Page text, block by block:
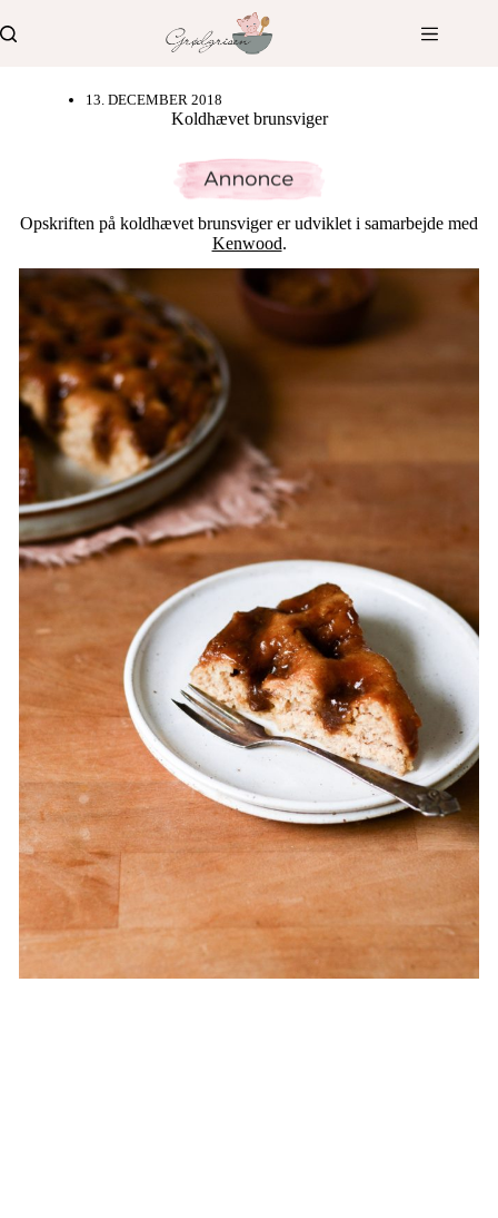
til
indhold
13. DECEMBER 2018
Koldhævet brunsviger
Opskriften på koldhævet brunsviger er udviklet i samarbejde med
Kenwood.